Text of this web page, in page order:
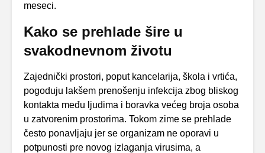
meseci.
Kako se prehlade šire u
svakodnevnom životu
Zajednički prostori, poput kancelarija, škola i vrtića,
pogoduju lakšem prenošenju infekcija zbog bliskog
kontakta među ljudima i boravka većeg broja osoba
u zatvorenim prostorima. Tokom zime se prehlade
često ponavljaju jer se organizam ne oporavi u
potpunosti pre novog izlaganja virusima, a